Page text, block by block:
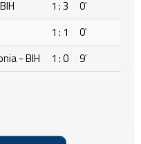
1 : 3
0'
1 : 1
0'
- BIH 1 : 0 9'